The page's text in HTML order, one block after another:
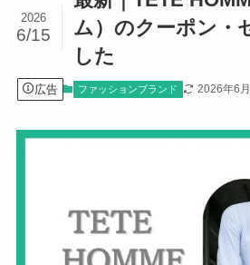
ム）のクーポン・
した
2026
6/15
広告 ファッションブランド 2026年6